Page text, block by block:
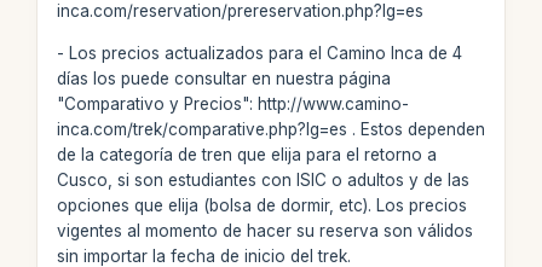
inca.com/reservation/prereservation.php?lg=es
- Los precios actualizados para el Camino Inca de 4
días los puede consultar en nuestra página
"Comparativo y Precios": http://www.camino-
inca.com/trek/comparative.php?lg=es . Estos dependen
de la categoría de tren que elija para el retorno a
Cusco, si son estudiantes con ISIC o adultos y de las
opciones que elija (bolsa de dormir, etc). Los precios
vigentes al momento de hacer su reserva son válidos
sin importar la fecha de inicio del trek.